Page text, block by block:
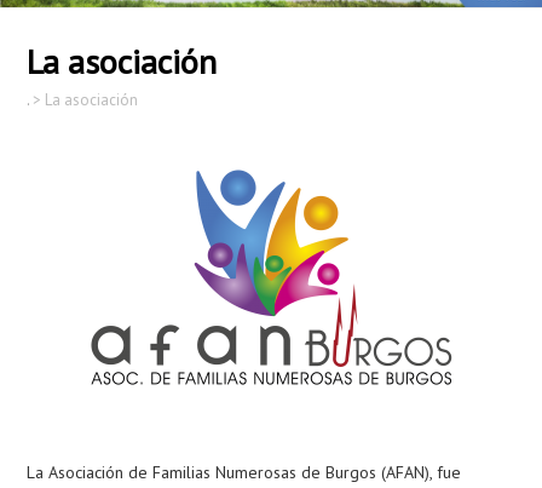
La asociación
. > La asociación
La Asociación de Familias Numerosas de Burgos (AFAN), fue